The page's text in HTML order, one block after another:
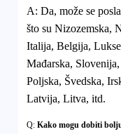
A:Da, može se
što su Nizozemska,
Italija, Belgija,
Mađarska,
Poljska, Švedska,
Latvija, Litva, itd.
Q:Kako mogu dobiti